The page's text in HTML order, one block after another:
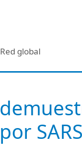
Red global